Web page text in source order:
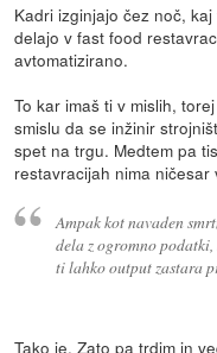
Kadri izginjajo čez noč,
delajo v fast food
avtomatizirano.
To kar imaš ti v mislih,
smislu da se inžinir
spet na trgu. Medtem pa
restavracijah nima
Ampak kot navaden
dela z ogromno
ti lahko output zastara
Tako je. Zato pa trdim in